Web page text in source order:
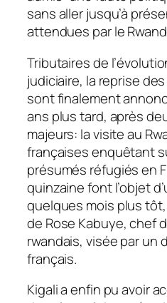
sans aller jusqu’à
attendues par le
Tributaires de
judiciaire, la reprise
sont finalement
ans plus tard, après
majeurs: la visite au
françaises enquêtant
présumés réfugiés en
quinzaine font l’objet
quelques mois plus
de Rose Kabuye, chef
rwandais, visée par un
français.
Kigali a enfin pu avoir